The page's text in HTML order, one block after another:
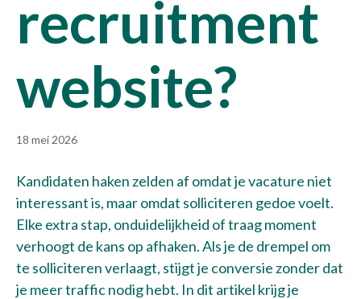
recruitment
website?
18 mei 2026
Kandidaten haken zelden af omdat je vacature niet
interessant is, maar omdat solliciteren gedoe voelt.
Elke extra stap, onduidelijkheid of traag moment
verhoogt de kans op afhaken. Als je de drempel om
te solliciteren verlaagt, stijgt je conversie zonder dat
je meer traffic nodig hebt. In dit artikel krijg je